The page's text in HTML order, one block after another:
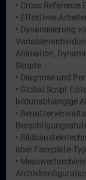
• Cross Reference
• Effektives
• Dynamisierung
Animation,
Skripte
• Diagnose und
• Global Script
bildunabhängige
•
•
über Faceplate-
•